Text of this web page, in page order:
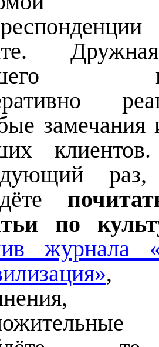
замечания
по
журнала
,